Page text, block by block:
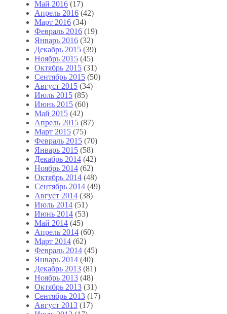
Май 2016 (17)
Апрель 2016 (42)
Март 2016 (34)
Февраль 2016 (19)
Январь 2016 (32)
Декабрь 2015 (39)
Ноябрь 2015 (45)
Октябрь 2015 (31)
Сентябрь 2015 (50)
Август 2015 (34)
Июль 2015 (85)
Июнь 2015 (60)
Май 2015 (42)
Апрель 2015 (87)
Март 2015 (75)
Февраль 2015 (70)
Январь 2015 (58)
Декабрь 2014 (42)
Ноябрь 2014 (62)
Октябрь 2014 (48)
Сентябрь 2014 (49)
Август 2014 (38)
Июль 2014 (51)
Июнь 2014 (53)
Май 2014 (45)
Апрель 2014 (60)
Март 2014 (62)
Февраль 2014 (45)
Январь 2014 (40)
Декабрь 2013 (81)
Ноябрь 2013 (48)
Октябрь 2013 (31)
Сентябрь 2013 (17)
Август 2013 (17)